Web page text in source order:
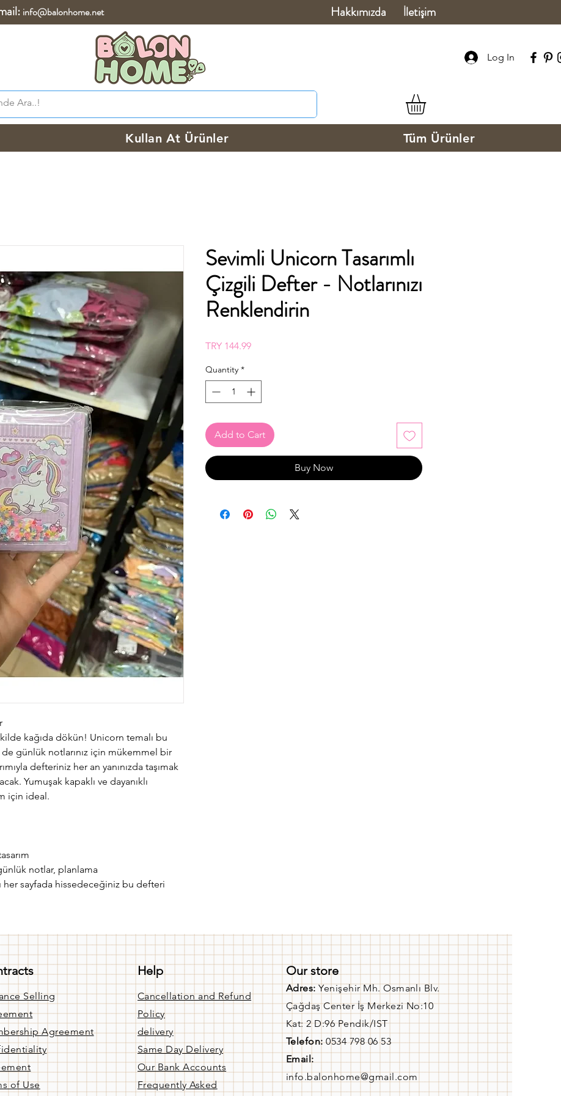
info@balonhome.net Hakkımızda İletişim
Log In
Kullan At Ürünler Tüm Ürünler
kağıda dökün! Unicorn temalı bu
günlük notlarınız için mükemmel bir
defteriniz her an yanınızda taşımak
Yumuşak kapaklı ve dayanıklı
için ideal.
notlar, planlama
her sayfada hissedeceğiniz bu defteri
Sevimli Unicorn Tasarımlı
Çizgili Defter - Notlarınızı
Renklendirin
TRY 144.99Price
Quantity *
Add to Cart
Buy Now
Help
Cancellation and Refund
Policy
delivery
Same Day Delivery
Our Bank Accounts
Frequently Asked
Selling
Agreement
of Use
Our store
Adres:Yenişehir Mh. Osmanlı Blv.
Çağdaş Center İş Merkezi No:10
Kat: 2 D:96 Pendik/IST
Telefon:0534 798 06 53
Email:
info.balonhome@gmail.com